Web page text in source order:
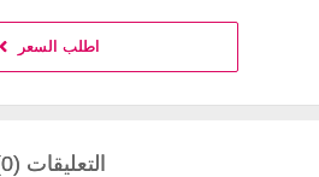
اطلب السعر
التعليقات (0)